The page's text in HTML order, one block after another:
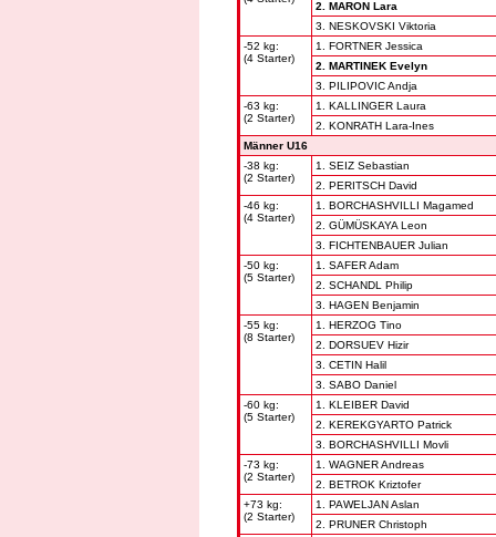
2. MARON Lara
3. NESKOVSKI Viktoria
-52 kg:
(4 Starter)
1. FORTNER Jessica
2. MARTINEK Evelyn
3. PILIPOVIC Andja
-63 kg:
(2 Starter)
1. KALLINGER Laura
2. KONRATH Lara-Ines
Männer U16
-38 kg:
(2 Starter)
1. SEIZ Sebastian
2. PERITSCH David
-46 kg:
(4 Starter)
1. BORCHASHVILLI Magamed
2. GÜMÜSKAYA Leon
3. FICHTENBAUER Julian
-50 kg:
(5 Starter)
1. SAFER Adam
2. SCHANDL Philip
3. HAGEN Benjamin
-55 kg:
(8 Starter)
1. HERZOG Tino
2. DORSUEV Hizir
3. CETIN Halil
3. SABO Daniel
-60 kg:
(5 Starter)
1. KLEIBER David
2. KEREKGYARTO Patrick
3. BORCHASHVILLI Movli
-73 kg:
(2 Starter)
1. WAGNER Andreas
2. BETROK Kriztofer
+73 kg:
(2 Starter)
1. PAWELJAN Aslan
2. PRUNER Christoph